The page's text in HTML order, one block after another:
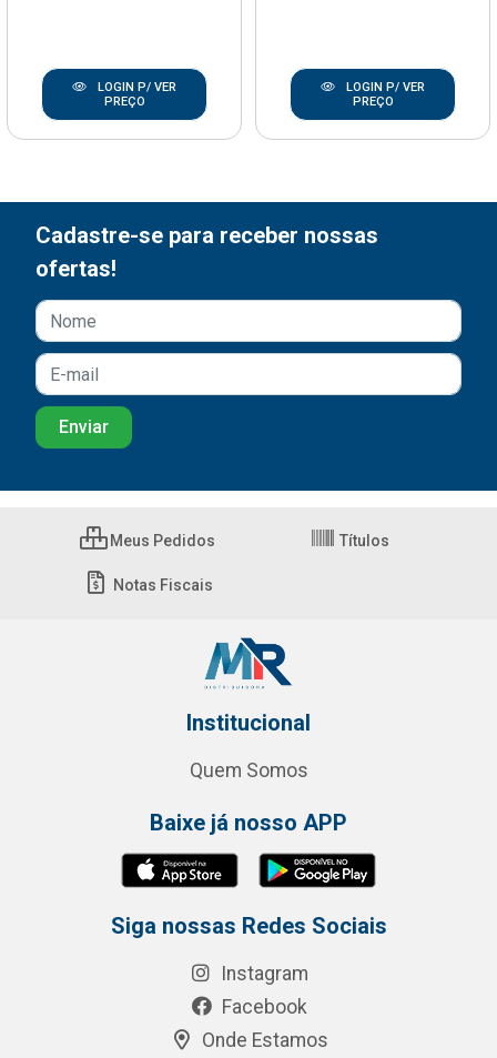
LOGIN P/ VER
PREÇO
LOGIN P/ VER
PREÇO
Cadastre-se para receber nossas
ofertas!
Meus Pedidos Títulos
Notas Fiscais
Institucional
Quem Somos
Baixe já nosso APP
Siga nossas Redes Sociais
Instagram
Facebook
Onde Estamos